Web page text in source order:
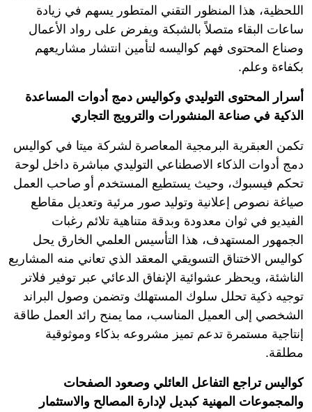
اللحظية، هذا المنظور التقني المتطور يسهم في زيادة
ساعات البقاء متصلاً بالشبكة ويفرض على رواد الأعمال
وصناع المحتوى فهم كواليسه لتأمين انتشار مشاريعهم
بكفاءة وعلم.
أسرار المحتوى التوليدي وكواليس دمج أدوات المساعدة
الذكية في صناعة المنشورات والترويج التجاري
تكمن العبقرية البرمجية المعاصرة لشركة ميتا في كواليس
دمج أدوات الذكاء الاصطناعي التوليدي مباشرة داخل لوحة
تحكم فيسبوك، وحيث يستطيع المستخدم أو صاحب العمل
صياغة نصوص إعلانية وتوليد صور مرئية وتعديل مقاطع
الفيديو في ثوان معدودة وبدقة متناهية تلائم رغبات
الجمهور المستهدف، هذا التأسيس العلمي الخارق يحل
كواليس الاختناق التسويقي المعقد الذي تعاني منه المشاريع
الناشئة، ويحظر عشوائية الإنفاق الدعائي عبر توفير فلاتر
توجيه ذكية تحلل سلوك المستهلك وتضمن وصول البراند
الشخصي إلى العميل المناسب، مما يمنح رائد العمل طاقة
إنتاجية مستمرة تدعم تميز مشروعه بذكاء وموثوقية
مطلقة.
كواليس تراجع التفاعل العائلي وصعود الصفحات
والمجموعات المهنية كبديل لإدارة المصالح والاستثمار